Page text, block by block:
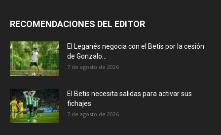
RECOMENDACIONES DEL EDITOR
El Leganés negocia con el Betis por la cesión
de Gonzalo...
7 de agosto de 2026
El Betis necesita salidas para activar sus
fichajes
7 de agosto de 2026